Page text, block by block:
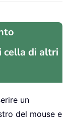
cella di altri
un
del mouse e